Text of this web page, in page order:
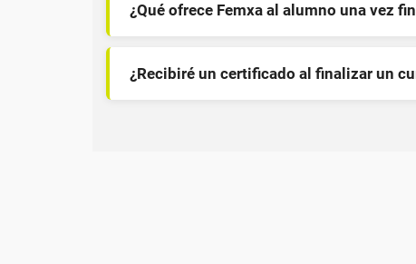
¿Qué ofrece Femxa al alumno una vez
¿Recibiré un certificado al finalizar un